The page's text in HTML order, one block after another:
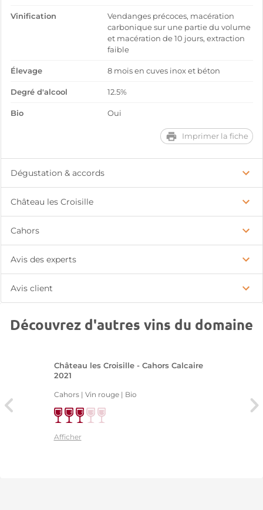
Vinification
Vendanges précoces, macération
carbonique sur une partie du volume
et macération de 10 jours, extraction
faible
Élevage 8 mois en cuves inox et béton
Degré d'alcool 12.5%
Bio Oui
Imprimer la fiche
Dégustation & accords
Château les Croisille
Cahors
Avis des experts
Avis client
Découvrez d'autres vins du domaine
Château les Croisille - Cahors Calcaire
2021
Cahors | Vin rouge| Bio
Afficher